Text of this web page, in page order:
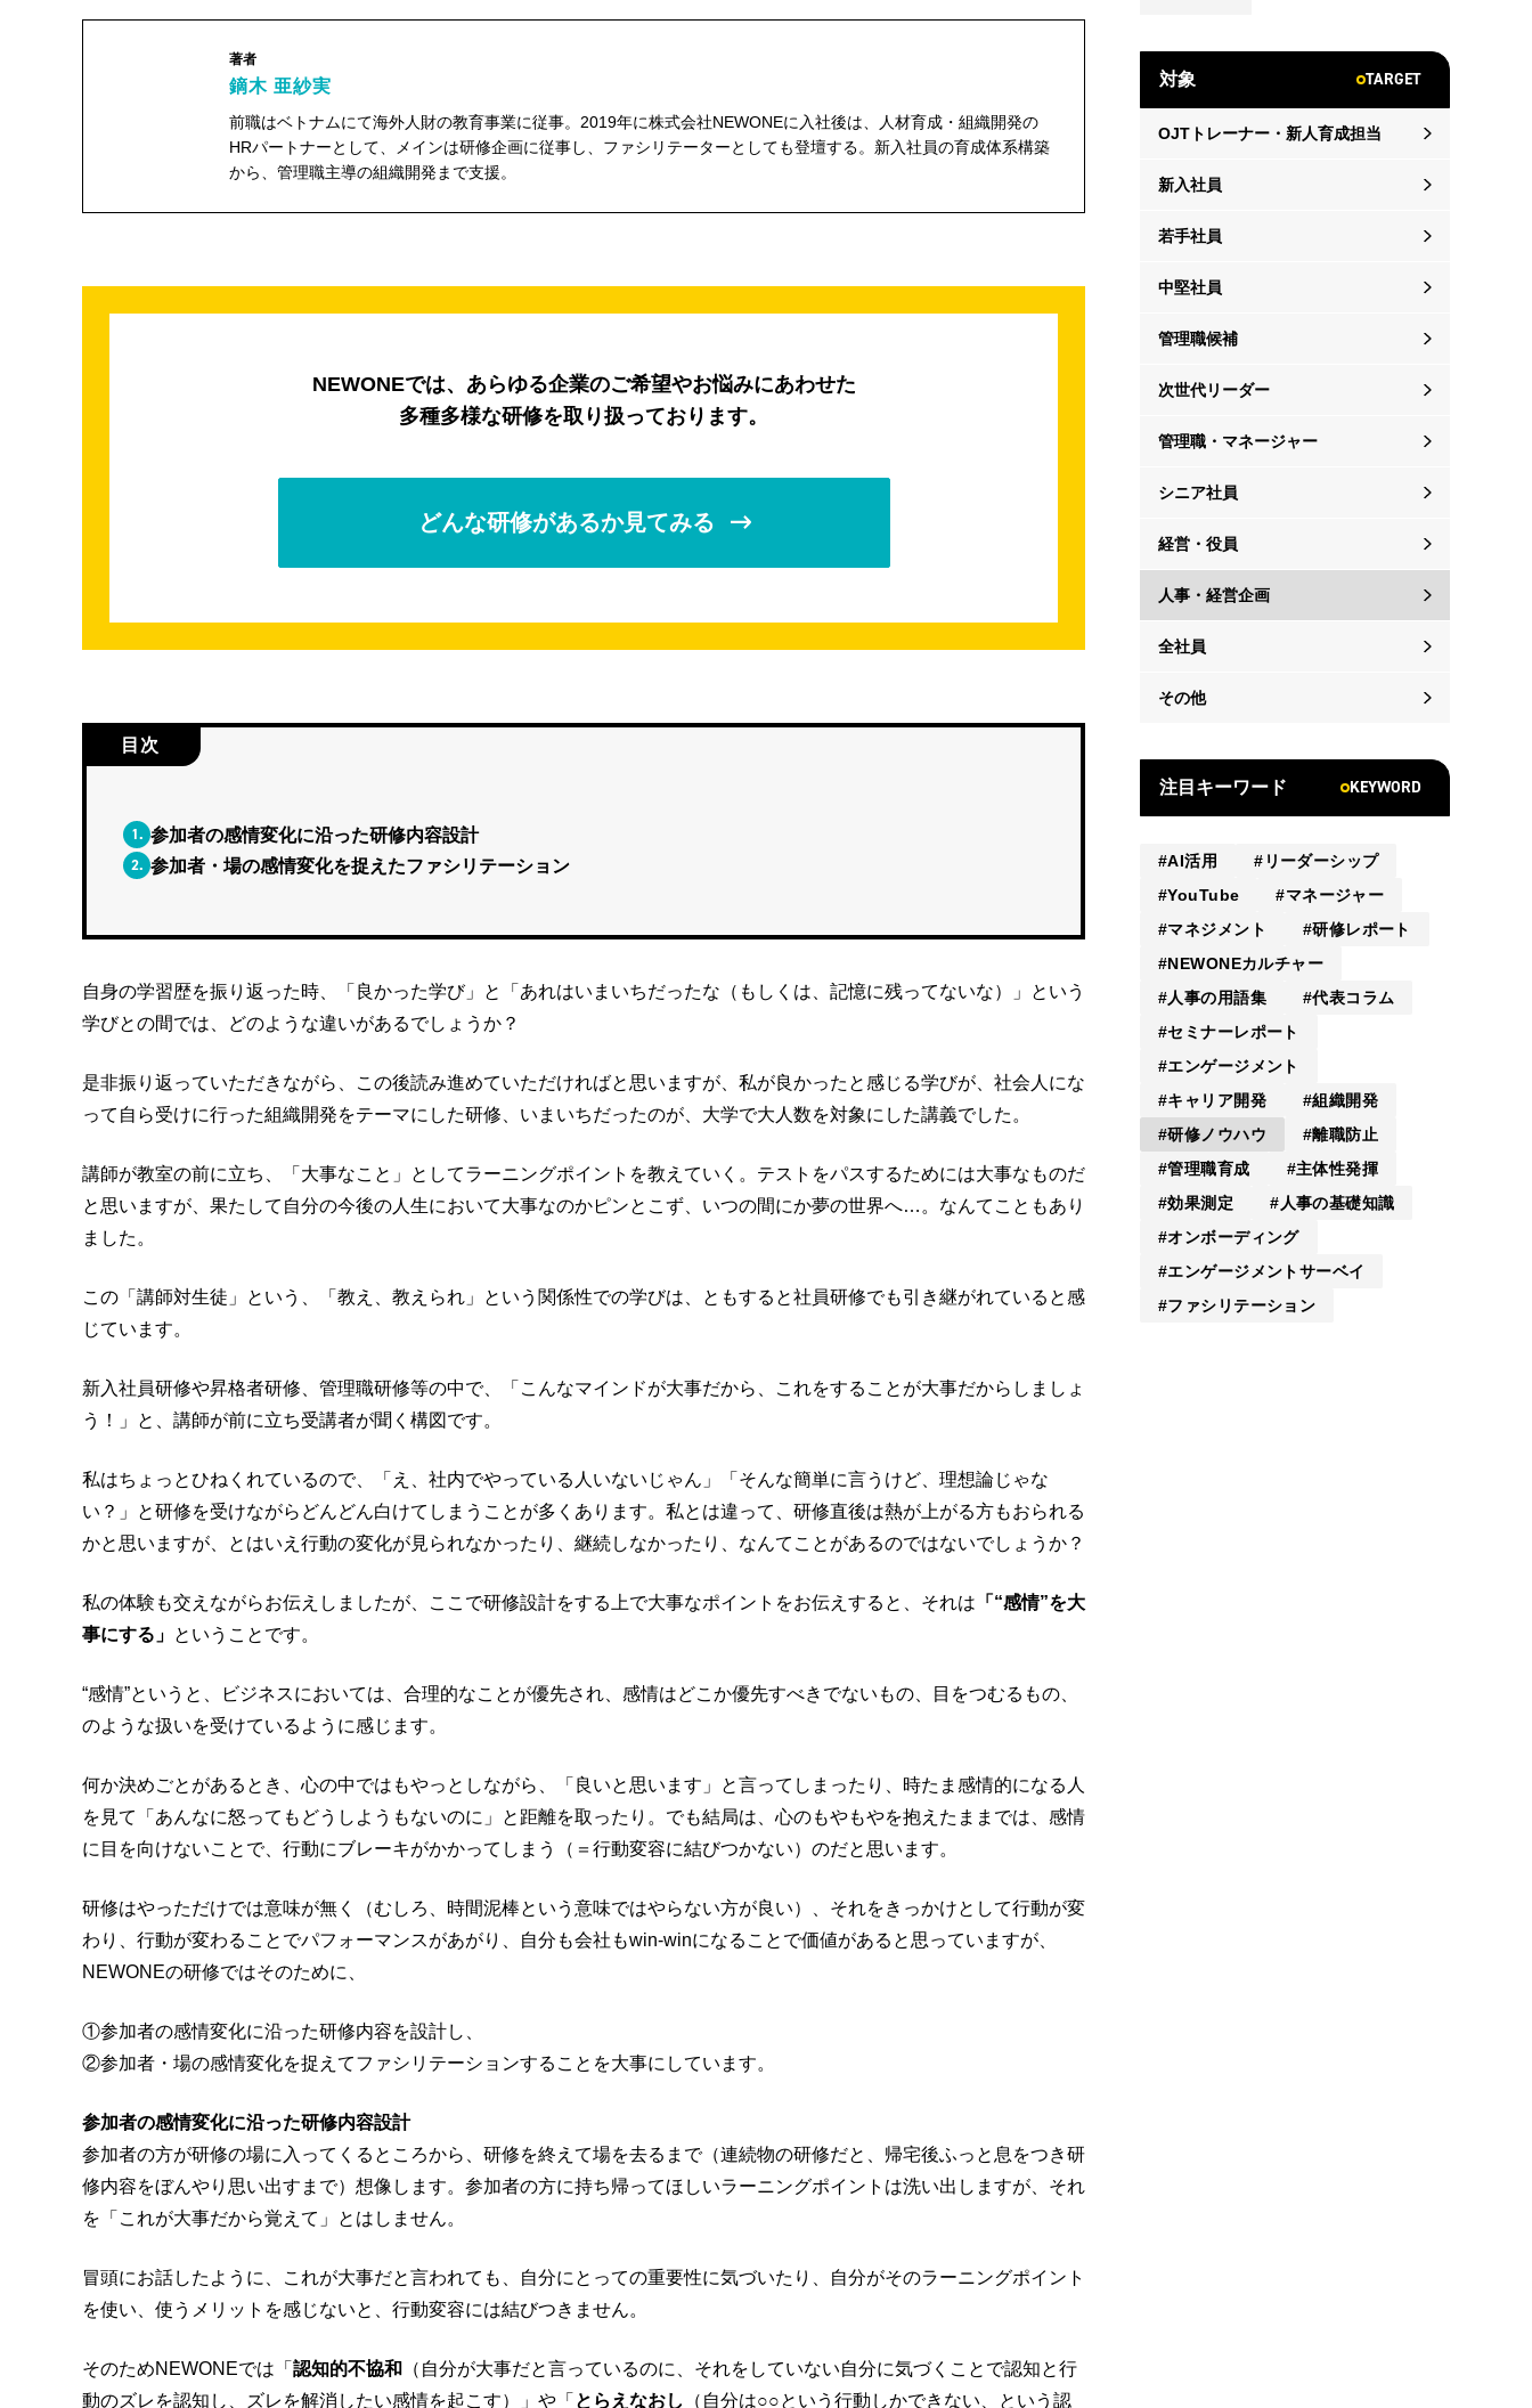
著者
鏑木 亜紗実
前職はベトナムにて海外人財の教育事業に従事。2019年に株式会社NEWONEに入社後は、人材育成・組織開発の
HRパートナーとして、メインは研修企画に従事し、ファシリテーターとしても登壇する。新入社員の育成体系構築
から、管理職主導の組織開発まで支援。
NEWONEでは、あらゆる企業のご希望やお悩みにあわせた
多種多様な研修を取り扱っております。
どんな研修があるか見てみる
目次
1. 参加者の感情変化に沿った研修内容設計
2. 参加者・場の感情変化を捉えたファシリテーション
自身の学習歴を振り返った時、「良かった学び」と「あれはいまいちだったな（もしくは、記憶に残ってないな）」という
学びとの間では、どのような違いがあるでしょうか？
是非振り返っていただきながら、この後読み進めていただければと思いますが、私が良かったと感じる学びが、社会人にな
って自ら受けに行った組織開発をテーマにした研修、いまいちだったのが、大学で大人数を対象にした講義でした。
講師が教室の前に立ち、「大事なこと」としてラーニングポイントを教えていく。テストをパスするためには大事なものだ
と思いますが、果たして自分の今後の人生において大事なのかピンとこず、いつの間にか夢の世界へ…。なんてこともあり
ました。
この「講師対生徒」という、「教え、教えられ」という関係性での学びは、ともすると社員研修でも引き継がれていると感
じています。
新入社員研修や昇格者研修、管理職研修等の中で、「こんなマインドが大事だから、これをすることが大事だからしましょ
う！」と、講師が前に立ち受講者が聞く構図です。
私はちょっとひねくれているので、「え、社内でやっている人いないじゃん」「そんな簡単に言うけど、理想論じゃな
い？」と研修を受けながらどんどん白けてしまうことが多くあります。私とは違って、研修直後は熱が上がる方もおられる
かと思いますが、とはいえ行動の変化が見られなかったり、継続しなかったり、なんてことがあるのではないでしょうか？
私の体験も交えながらお伝えしましたが、ここで研修設計をする上で大事なポイントをお伝えすると、それは 「“感情”を大
事にする」 ということです。
“感情”というと、ビジネスにおいては、合理的なことが優先され、感情はどこか優先すべきでないもの、目をつむるもの、
のような扱いを受けているように感じます。
何か決めごとがあるとき、心の中ではもやっとしながら、「良いと思います」と言ってしまったり、時たま感情的になる人
を見て「あんなに怒ってもどうしようもないのに」と距離を取ったり。でも結局は、心のもやもやを抱えたままでは、感情
に目を向けないことで、行動にブレーキがかかってしまう（＝行動変容に結びつかない）のだと思います。
研修はやっただけでは意味が無く（むしろ、時間泥棒という意味ではやらない方が良い）、それをきっかけとして行動が変
わり、行動が変わることでパフォーマンスがあがり、自分も会社もwin-winになることで価値があると思っていますが、
NEWONEの研修ではそのために、
①参加者の感情変化に沿った研修内容を設計し、
②参加者・場の感情変化を捉えてファシリテーションすることを大事にしています。
参加者の感情変化に沿った研修内容設計
参加者の方が研修の場に入ってくるところから、研修を終えて場を去るまで（連続物の研修だと、帰宅後ふっと息をつき研
修内容をぼんやり思い出すまで）想像します。参加者の方に持ち帰ってほしいラーニングポイントは洗い出しますが、それ
を「これが大事だから覚えて」とはしません。
冒頭にお話したように、これが大事だと言われても、自分にとっての重要性に気づいたり、自分がそのラーニングポイント
を使い、使うメリットを感じないと、行動変容には結びつきません。
そのためNEWONEでは「 認知的不協和
（自分が大事だと言っているのに、それをしていない自分に気づくことで認知と行
動のズレを認知し、ズレを解消したい感情を起こす）」や「 とらえなおし （自分は○○という行動しかできない、という認
対象 TARGET
OJTトレーナー・新人育成担当
新入社員
若手社員
中堅社員
管理職候補
次世代リーダー
管理職・マネージャー
シニア社員
経営・役員
人事・経営企画
全社員
その他
注目キーワード KEYWORD
AI活用
リーダーシップ
YouTube
マネージャー
マネジメント
研修レポート
NEWONEカルチャー
人事の用語集
代表コラム
セミナーレポート
エンゲージメント
キャリア開発
組織開発
研修ノウハウ
離職防止
管理職育成
主体性発揮
効果測定
人事の基礎知識
オンボーディング
エンゲージメントサーベイ
ファシリテーション